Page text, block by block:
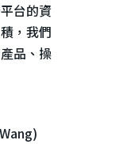
台的資
，我們
品、操